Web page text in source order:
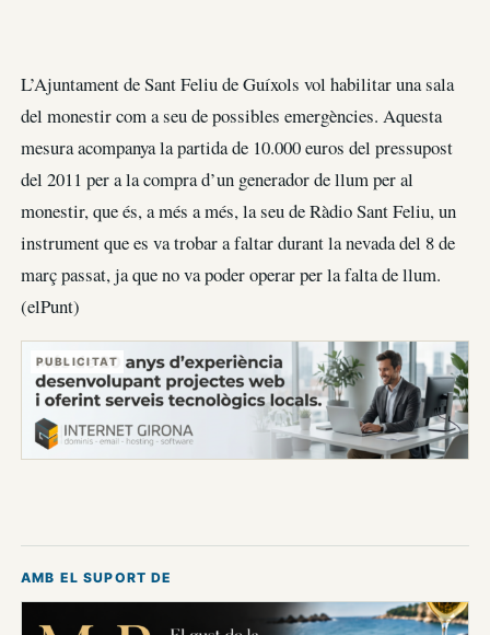
L’Ajuntament de Sant Feliu de Guíxols vol habilitar una sala
del monestir com a seu de possibles emergències. Aquesta
mesura acompanya la partida de 10.000 euros del pressupost
del 2011 per a la compra d’un generador de llum per al
monestir, que és, a més a més, la seu de Ràdio Sant Feliu, un
instrument que es va trobar a faltar durant la nevada del 8 de
març passat, ja que no va poder operar per la falta de llum.
(elPunt)
PUBLICITAT
AMB EL SUPORT DE